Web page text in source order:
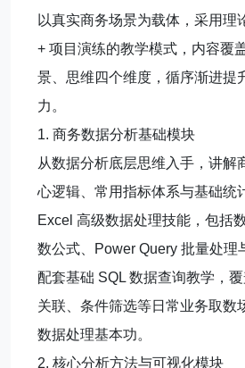
以真实商务场景为载体，采用理
+ 项目演练的教学模式，内容覆
景、思维四个维度，循序渐进提
力。
1. 商务数据分析基础模块
从数据分析底层思维入手，讲解
心逻辑、常用指标体系与基础统
Excel 高级数据处理技能，包括
数公式、Power Query 批量处理
配套基础 SQL 数据查询教学，
关联、条件筛选等日常业务取数
数据处理基本功。
2. 核心分析方法与可视化模块